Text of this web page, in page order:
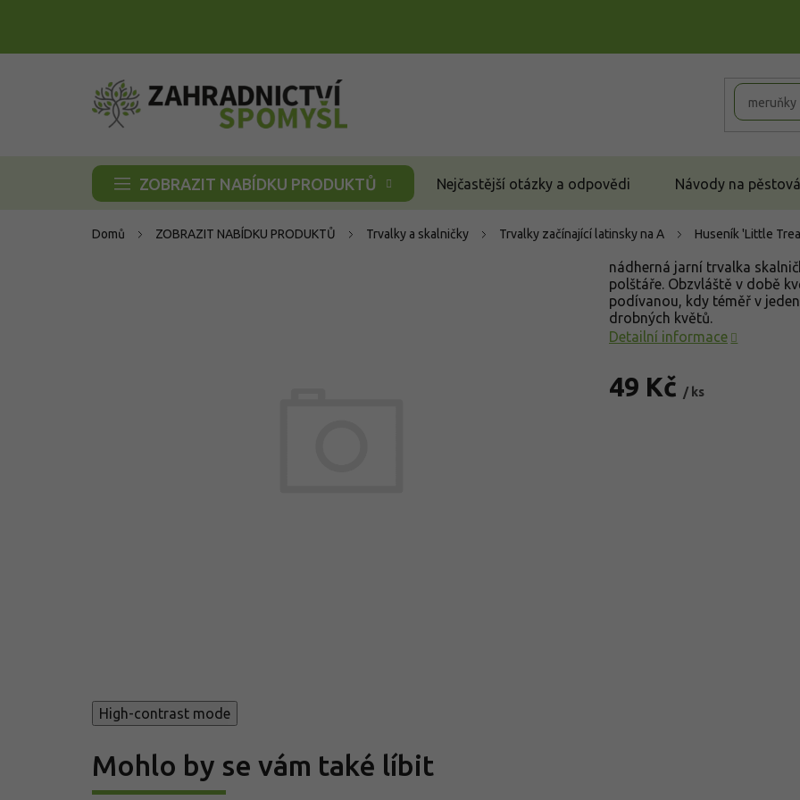
ZOBRAZIT NABÍDKU PRODUKTŮ Nejčastější otázky a odpovědi Návody na
Domů ZOBRAZIT NABÍDKU PRODUKTŮ Trvalky a skalničky Trvalky začínající latinsky na A Huseník 'Little
49 Kč / ks
nádherná jarní trvalka
polštáře. Obzvláště v době
podívanou, kdy téměř v
drobných květů.
Detailní informace
High-contrast mode
Mohlo by se vám také líbit